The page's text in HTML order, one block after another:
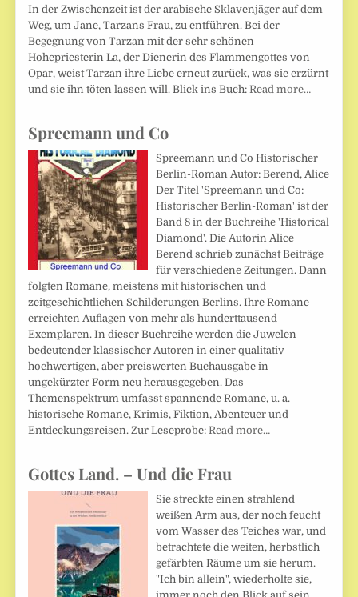
In der Zwischenzeit ist der arabische Sklavenjäger auf dem
Weg, um Jane, Tarzans Frau, zu entführen. Bei der
Begegnung von Tarzan mit der sehr schönen
Hohepriesterin La, der Dienerin des Flammengottes von
Opar, weist Tarzan ihre Liebe erneut zurück, was sie erzürnt
und sie ihn töten lassen will. Blick ins Buch: Read more…
Spreemann und Co
Spreemann und Co Historischer
Berlin-Roman Autor: Berend, Alice
Der Titel 'Spreemann und Co:
Historischer Berlin-Roman' ist der
Band 8 in der Buchreihe 'Historical
Diamond'. Die Autorin Alice
Berend schrieb zunächst Beiträge
für verschiedene Zeitungen. Dann
folgten Romane, meistens mit historischen und
zeitgeschichtlichen Schilderungen Berlins. Ihre Romane
erreichten Auflagen von mehr als hunderttausend
Exemplaren. In dieser Buchreihe werden die Juwelen
bedeutender klassischer Autoren in einer qualitativ
hochwertigen, aber preiswerten Buchausgabe in
ungekürzter Form neu herausgegeben. Das
Themenspektrum umfasst spannende Romane, u. a.
historische Romane, Krimis, Fiktion, Abenteuer und
Entdeckungsreisen. Zur Leseprobe: Read more…
Gottes Land. – Und die Frau
Sie streckte einen strahlend
weißen Arm aus, der noch feucht
vom Wasser des Teiches war, und
betrachtete die weiten, herbstlich
gefärbten Räume um sie herum.
"Ich bin allein", wiederholte sie,